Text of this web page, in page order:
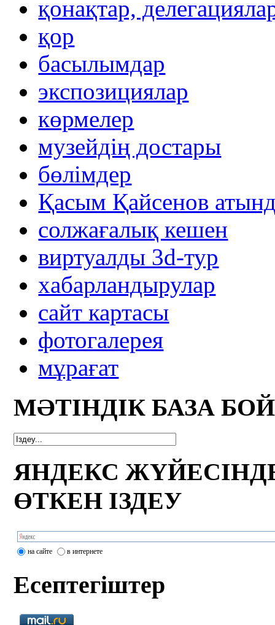
қонақтар,
қор
басылымдар
экспозициялар
көрмелер
музейдің достары
бөлімдер
Қасым Қайсенов
солжағалық кешен
виртуалды 3d-тур
xабарландырулар
сайт картасы
фотогалерея
мұрағат
МӘТІНДІК БАЗА
ЯНДЕКС
ӨТКЕН ІЗДЕУ
на сайте в интернете
Есептегіштер